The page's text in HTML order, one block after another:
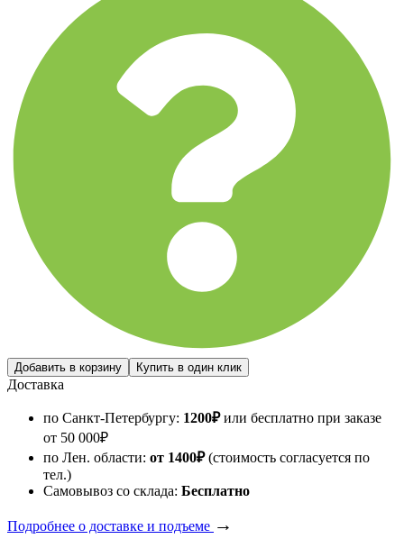
Доставка
по Санкт-Петербургу: 1200₽или бесплатно при заказе
от 50 000₽
по Лен. области: от 1400₽(стоимость согласуется по
тел.)
Самовывоз со склада: Бесплатно
Подробнее о доставке и подъеме →